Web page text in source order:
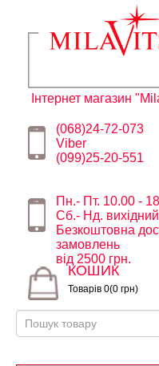
Інтернет магазин
(068)24-72-073
Viber
(099)25-20-551
Пн.- Пт. 10.00 -
Сб.- Нд. вихідний
Безкоштовна
замовлень
від 2500 грн.
КОШИК
Товарів 0(0 грн)